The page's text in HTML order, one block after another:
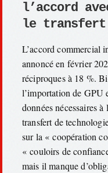
l’accord
le transfert
L’accord commercial
annoncé en février
réciproques à 18 %.
l’importation de GPU
données nécessaires
transfert de
sur la « coopération
« couloirs de
mais il manque